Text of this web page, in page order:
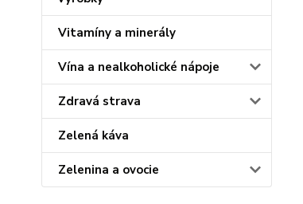
Vitamíny a minerály
Vína a nealkoholické nápoje
Zdravá strava
Zelená káva
Zelenina a ovocie